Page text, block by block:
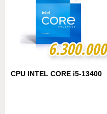
6.300.000
6.300.000
CPU INTEL CORE i5-13400